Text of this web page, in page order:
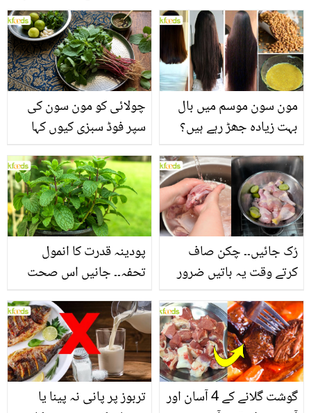
چولائی کو مون سون کی
سپر فوڈ سبزی کیوں کہا
منرلز اور اینٹی آکسیڈنٹس
سے بھرپور اس سبزی کے
فائدے
مون سون موسم میں بال
بہت زیادہ جھڑ رہے ہیں؟
بنانے کے چند قدرتی طریقے
پودینہ قدرت کا انمول
تحفہ۔۔ جانیں اس صحت
انگیز طبی فوائد
رُک جائیں۔۔ چکن صاف
کرتے وقت یہ باتیں ضرور
تربوز پر پانی نہ پینا یا
گوشت گلانے کے 4 آسان اور